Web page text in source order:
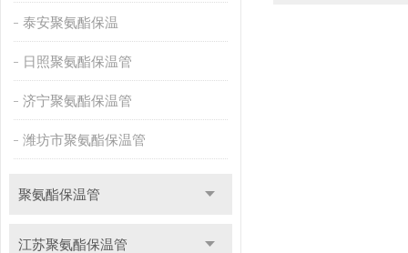
泰安聚氨酯保温
日照聚氨酯保温管
济宁聚氨酯保温管
潍坊市聚氨酯保温管
聚氨酯保温管
江苏聚氨酯保温管